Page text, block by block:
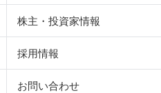
株主・投資家情報
お問い合わせ
採用情報